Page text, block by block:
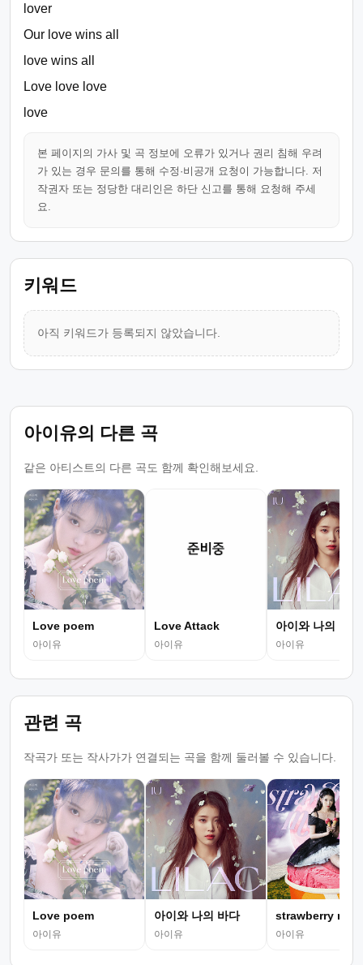
lover
Our love wins all
love wins all
Love love love
love
본 페이지의 가사 및 곡 정보에 오류가 있거나 권리 침해 우려
가 있는 경우 문의를 통해 수정·비공개 요청이 가능합니다. 저
작권자 또는 정당한 대리인은 하단 신고를 통해 요청해 주세
요.
키워드
아직 키워드가 등록되지 않았습니다.
아이유의 다른 곡
같은 아티스트의 다른 곡도 함께 확인해보세요.
Love poem
아이유
Love Attack
아이유
아이와 나의 바다
아이유
관련 곡
작곡가 또는 작사가가 연결되는 곡을 함께 둘러볼 수 있습니다.
Love poem
아이유
아이와 나의 바다
아이유
strawberry
아이유